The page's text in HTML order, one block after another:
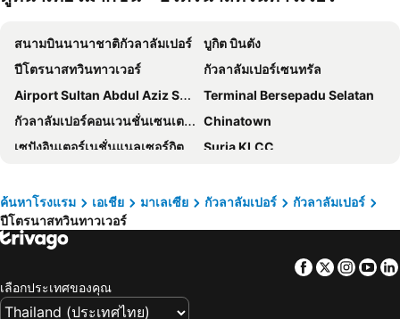
Komune Living
The Concept Hotel Kl- Tbs
MPalace Hotel KL
Rain Forest Hotel
WP Hotel
MOV Hotel Kuala Lumpur
Hotel Transit Kuala Lumpur
Cubic Botanical Premium Suites @ Bangsar South
เดอะริทซ์-คาร์ลตัน กัวลาลัมเปอร์
Sunway Putra Hotel Kuala Lumpur
The Ohana Suite
PARKROYAL COLLECTION Kuala Lumpur
Santa Grand Signature Kuala Lumpur
Hotel Westree KL Sentral
PARKROYAL Serviced Suites Kuala Lumpur
Bestow Boutique Hotel
สนามบินนานาชาติกัวลาลัมเปอร์
บูกิต บินตัง
ปีโตรนาสทวินทาวเวอร์
กัวลาลัมเปอร์เซนทรัล
Airport Sultan Abdul Aziz Shah
Terminal Bersepadu Selatan
กัวลาลัมเปอร์คอนเวนชั่นเซนเตอร์
Chinatown
เซปังอินเตอร์เนชั่นแนลเซอร์กิต
Suria KLCC
Masjid Jamek
KLIA Ekspres
เมนาร่าทาวเวอร์
Mid Valley Megamall
Genting Airport
ถนนคนเดินยองเกอร์ มะละกา
ค้นหาโรงแรม เอเชีย มาเลเซีย กัวลาลัมเปอร์
กัวลาลัมเปอร์
ปีโตรนาสทวินทาวเวอร์
Facebook
Twitter
เลือกประเทศของคุณ